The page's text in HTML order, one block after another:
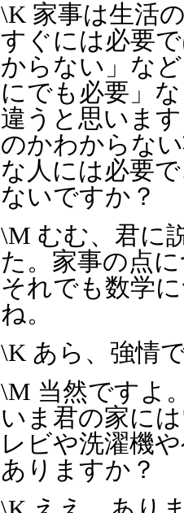
\K 家事は生活
すぐには必要
からない」な
にでも必要」
違うと思いま
のかわからな
な人には必要
ないですか？
\M むむ、君に
た。家事の点
それでも数学
ね。
\K あら、強情
\M 当然ですよ
いま君の家に
レビや洗濯機
ありますか？